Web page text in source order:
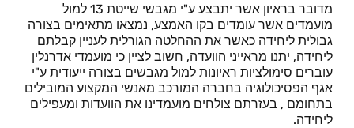
מדובר בראיון אשר יתבצע ע"י מגבשי שייטת 13 למול
מועמדים אשר עומדים בקו האמצע, נמצאו מתאימים בצורה
גבולית ליחידה כאשר את ההחלטה הגורלית לעניין קבלתם
ליחידה, יתנו מראייני הוועדה, חשוב לציין כי מועמדי אדרנלין
עוברים סימולציות ראיונות למול מגבשים בצורה ייעודית ע"י
אגף הפסיכולוגיה בחברה המורכב מאנשי המקצוע המובילים
בתחומם , בעזרתם צולחים מועמדינו את הוועדות ומעפילים
ליחידה.